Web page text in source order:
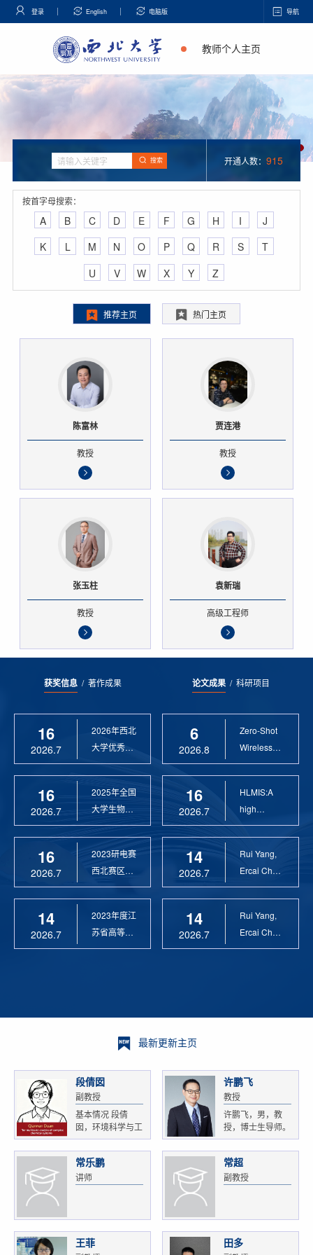
登录 English 电脑版 导航
教师个人主页
搜索 开通人数： 915
按首字母搜索：
A B C D E F G H I
J
K
L M N O P Q R S
T
U
V W X Y Z
推荐主页 热门主页
陈富林
教授
贾连港
教授
张玉柱
教授
袁新瑞
高级工程师
获奖信息/ 著作成果
16
2026.7
2026年西北
大学优秀硕
士论文指导
16
2026.7
2025年全国
大学生物联
网设计竞赛
16
2026.7
2023研电赛
西北赛区优
秀指导教师
14
2026.7
2023年度江
苏省高等学
校科学技术
论文成果/ 科研项目
6
2026.8
Zero-Shot
Wireless
Sensor
16
2026.7
HLMIS:A
high
Resolution
14
2026.7
Rui Yang,
Ercai Chen
and
14
2026.7
Rui Yang,
Ercai Chen
and
最新更新主页
段倩囡
副教授
基本情况 段倩
囡，环境科学与工
程...
许鹏飞
教授
许鹏飞，男，教
授，博士生导师。
获...
常乐鹏
讲师
常超
副教授
王菲 田多